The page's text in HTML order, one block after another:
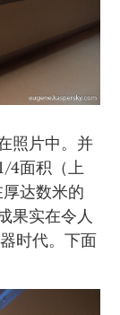
照片中。并
4面积（上
达数米的
果实在令人
时代。下面